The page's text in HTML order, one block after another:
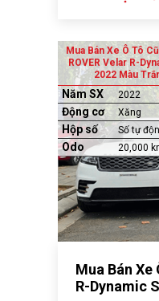
Mua Bán Xe Ô Tô
ROVER Velar R-
2022 Màu
Năm SX 2022
Động cơ Xăng
Hộp số Số tự
Odo 20,000
Mua Bán Xe
R-Dynamic